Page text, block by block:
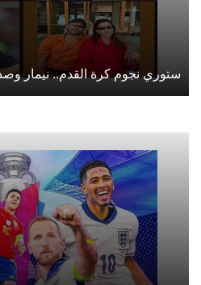
ستوري نجوم كرة القدم.. نيمار